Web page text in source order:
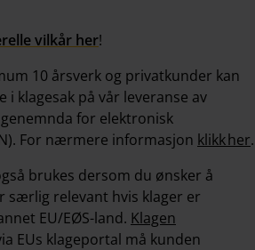
vilkår her!
10 årsverk og privatkunder kan
i klagesak på vår leveranse av
for elektronisk
For nærmere informasjon klikk her.
brukes dersom du ønsker å
særlig relevant hvis klager er
EU/EØS-land. Klagen
EUs klageportal må kunden